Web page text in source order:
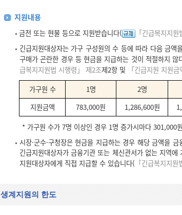
지원내용
금전 또는 현물 등으로 지원받습니다( 「긴급복지지
긴급지원대상자는 가구 구성원의 수 등에 따라 다음 금
구매가 곤란한 경우 등 현금을 지급하는 것이 적절하지
급복지지원법 시행령」 제2조제2항 및 「긴급지원 지원
가구원 수
1명 2명
지원금액
783,000원 1,286,600원
* 가구원 수가 7명 이상인 경우 1명 증가시마다 301,000
시장·군수·구청장은 현금을 지급하는 경우 해당 금액을
긴급지원대상자가 금융기관 또는 체신관서가 없는 지역
지원대상자에게 직접 지급할 수 있습니다( 「긴급복지지
생계지원의 한도